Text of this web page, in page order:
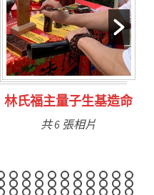
台南永康風水鑑定
共 9 張相片